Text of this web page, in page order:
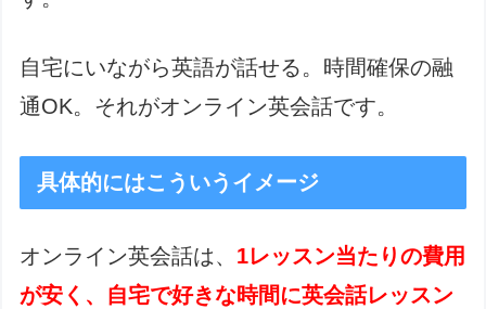
自宅にいながら英語が話せる。時間確保の融
通OK。それがオンライン英会話です。
具体的にはこういうイメージ
オンライン英会話は、 1レッスン当たりの費用
が安く、自宅で好きな時間に英会話レッスン